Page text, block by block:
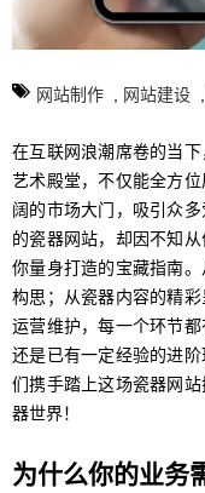
网站制作 网站建设
在互联网浪潮席卷的当
艺术殿堂，不仅能全方
阔的市场大门，吸引众
的瓷器网站，却因不知
你量身打造的宝藏指南
构思；从瓷器内容的精
运营维护，每一个环节
还是已有一定经验的进
们携手踏上这场瓷器网
器世界！
为什么你的业务